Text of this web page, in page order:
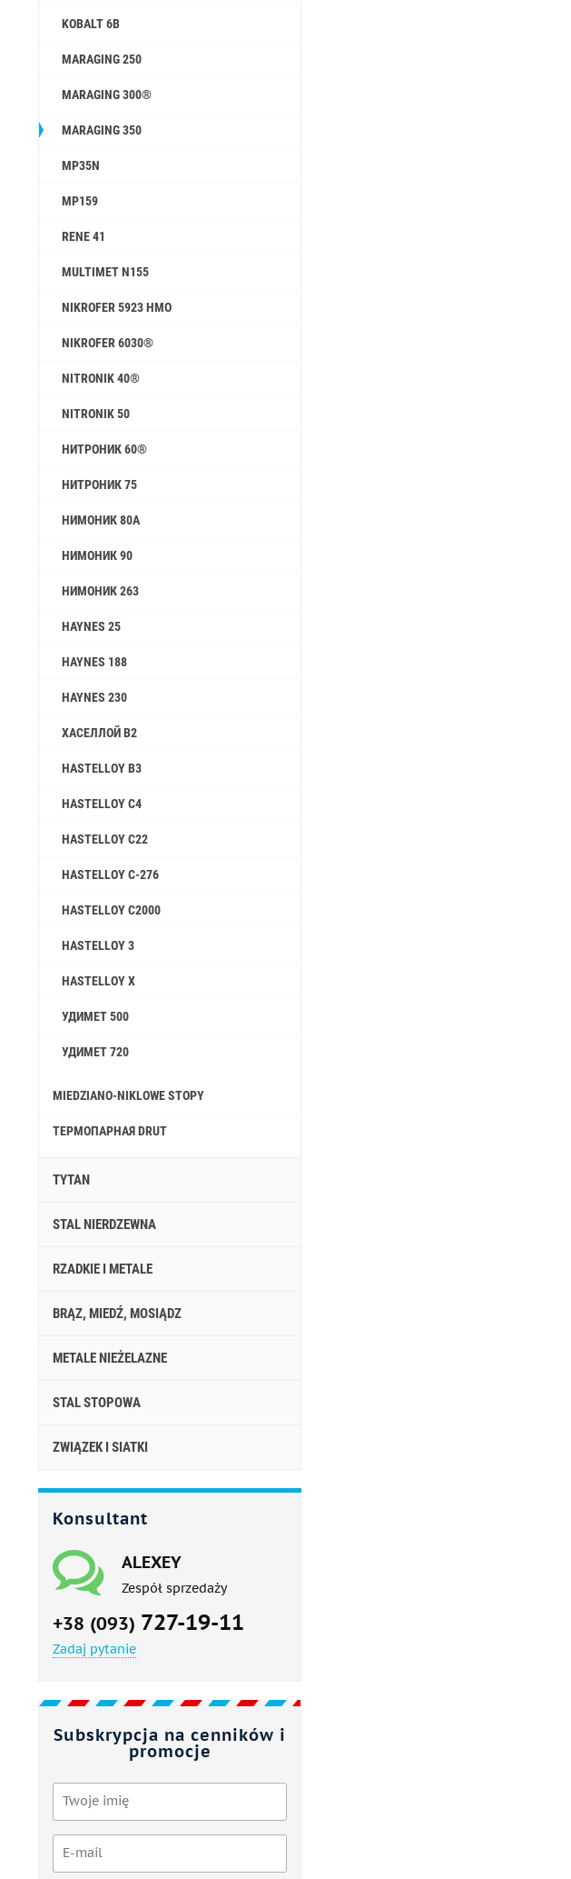
KOBALT 6B
MARAGING 250
MARAGING 300®
MARAGING 350
MP35N
MP159
RENE 41
MULTIMET N155
NIKROFER 5923 HMO
NIKROFER 6030®
NITRONIK 40®
NITRONIK 50
НИТРОНИК 60®
НИТРОНИК 75
НИМОНИК 80A
НИМОНИК 90
НИМОНИК 263
HAYNES 25
HAYNES 188
HAYNES 230
ХАСЕЛЛОЙ B2
HASTELLOY B3
HASTELLOY C4
HASTELLOY C22
HASTELLOY C-276
HASTELLOY C2000
HASTELLOY 3
HASTELLOY X
УДИМЕТ 500
УДИМЕТ 720
MIEDZIANO-NIKLOWE STOPY
ТЕРМОПАРНАЯ DRUT
TYTAN
STAL NIERDZEWNA
RZADKIE I METALE
BRĄZ, MIEDŹ, MOSIĄDZ
METALE NIEŻELAZNE
STAL STOPOWA
ZWIĄZEK I SIATKI
Konsultant
ALEXEY
Zespół sprzedaży
+38 (093) 727-19-11
Zadaj pytanie
Subskrypcja na cenników i
promocje